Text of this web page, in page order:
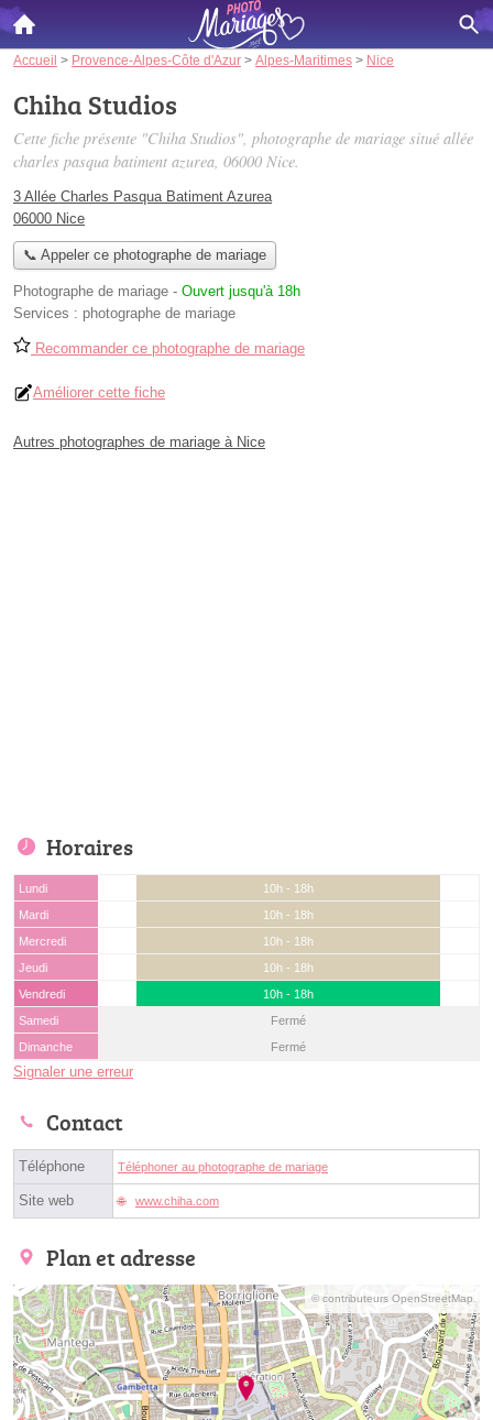
Accueil > Provence-Alpes-Côte d'Azur > Alpes-Maritimes > Nice
Chiha Studios
Cette fiche présente "Chiha Studios", photographe de mariage situé allée
charles pasqua batiment azurea, 06000 Nice.
3 Allée Charles Pasqua Batiment Azurea
06000 Nice
📞 Appeler ce photographe de mariage
Photographe de mariage - Ouvert jusqu'à 18h
Services : photographe de mariage
Recommander ce photographe de mariage
Améliorer cette fiche
Autres photographes de mariage à Nice
Horaires
Lundi
10h - 18h
Mardi
10h - 18h
Mercredi
10h - 18h
Jeudi
10h - 18h
Vendredi
10h - 18h
Samedi
Fermé
Dimanche
Fermé
Signaler une erreur
Contact
Téléphone Téléphoner au photographe de mariage
Site web www.chiha.com
Plan et adresse
© contributeurs OpenStreetMap